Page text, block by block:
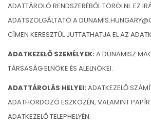
ADATTÁROLÓ RENDSZERÉBŐL TÖRÖLNI. EZ
ADATSZOLGÁLTATÓ A
CÍMEN KERESZTÜL JUTTATHATJA EL AZ
ADATKEZELŐ SZEMÉLYEK: A DÜNAMISZ
TÁRSASÁG ELNÖKE ÉS ALELNÖKEI.
ADATTÁROLÁS HELYEI: ADATKEZELŐ
ADATHORDOZÓ ESZKÖZÉN, VALAMINT
ADATKEZELŐ TELEPHELYÉN.